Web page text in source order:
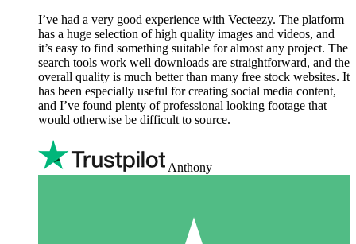
I’ve had a very good experience with Vecteezy. The platform
has a huge selection of high quality images and videos, and
it’s easy to find something suitable for almost any project. The
search tools work well downloads are straightforward, and the
overall quality is much better than many free stock websites. It
has been especially useful for creating social media content,
and I’ve found plenty of professional looking footage that
would otherwise be difficult to source.
Anthony